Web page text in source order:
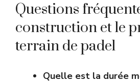
Questions
construction et le
terrain de padel
Quelle est la durée